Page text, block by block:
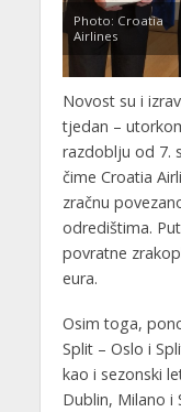
Photo: Croatia
Airlines
Novost su i
tjedan –
razdoblju od 7.
čime Croatia
zračnu
odredištima.
povratne
eura.
Osim toga,
Split – Oslo i
kao i sezonski
Dublin, Milano i